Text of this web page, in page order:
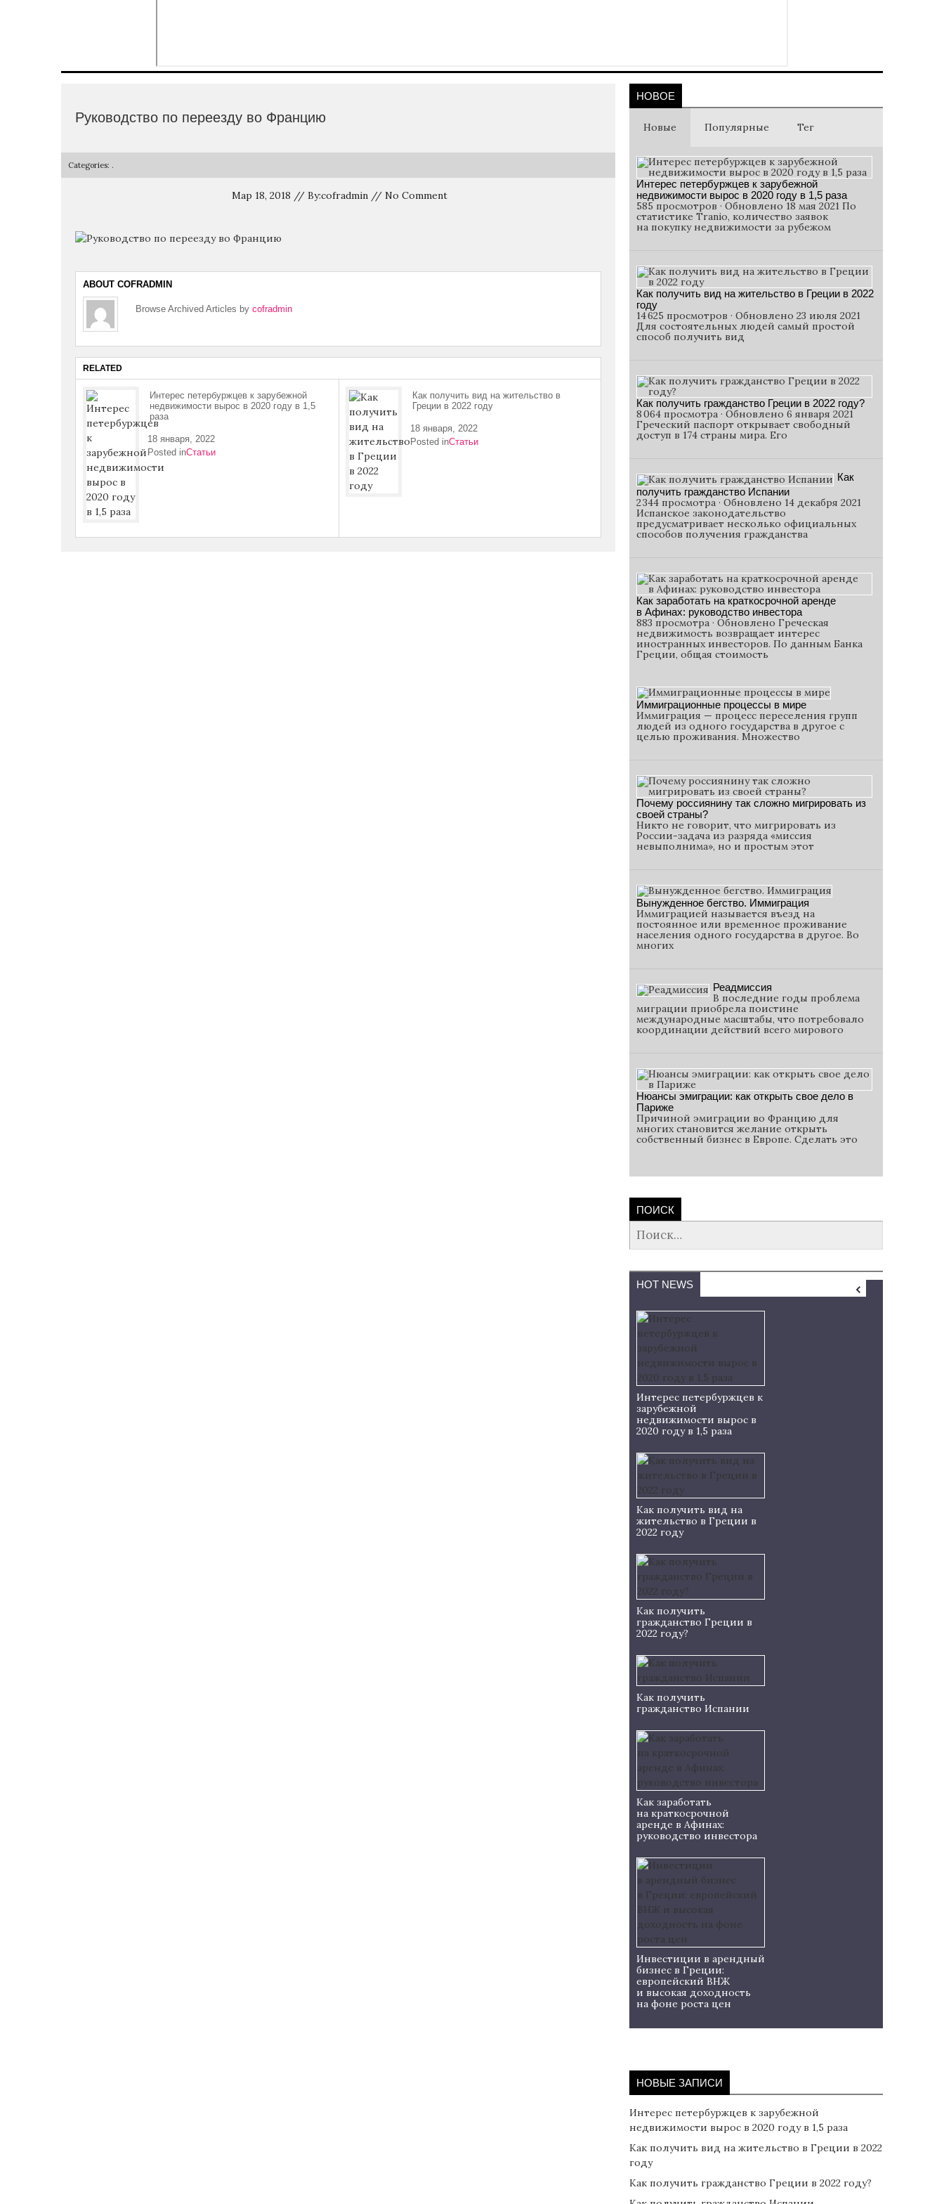
Руководство по переезду во Францию
Categories: .
Мар 18, 2018 // By:cofradmin // No Comment
ABOUT COFRADMIN
Browse Archived Articles by cofradmin
RELATED
Интерес петербуржцев к зарубежной
недвижимости вырос в 2020 году в 1,5
раза
18 января, 2022
Posted inСтатьи
Как получить вид на жительство в
Греции в 2022 году
18 января, 2022
Posted inСтатьи
НОВОЕ
Новые Популярные Тег
Интерес петербуржцев к зарубежной
недвижимости вырос в 2020 году в 1,5 раза
585 просмотров · Обновлено 18 мая 2021 По
статистике Tranio, количество заявок
на покупку недвижимости за рубежом
Как получить вид на жительство в Греции в 2022
году
14 625 просмотров · Обновлено 23 июля 2021
Для состоятельных людей самый простой
способ получить вид
Как получить гражданство Греции в 2022 году?
8 064 просмотра · Обновлено 6 января 2021
Греческий паспорт открывает свободный
доступ в 174 страны мира. Его
Как
получить гражданство Испании
2 344 просмотра · Обновлено 14 декабря 2021
Испанское законодательство
предусматривает несколько официальных
способов получения гражданства
Как заработать на краткосрочной аренде
в Афинах: руководство инвестора
883 просмотра · Обновлено Греческая
недвижимость возвращает интерес
иностранных инвесторов. По данным Банка
Греции, общая стоимость
Иммиграционные процессы в мире
Иммиграция — процесс переселения групп
людей из одного государства в другое с
целью проживания. Множество
Почему россиянину так сложно мигрировать из
своей страны?
Никто не говорит, что мигрировать из
России-задача из разряда «миссия
невыполнима», но и простым этот
Вынужденное бегство. Иммиграция
Иммиграцией называется въезд на
постоянное или временное проживание
населения одного государства в другое. Во
многих
Реадмиссия
В последние годы проблема
миграции приобрела поистине
международные масштабы, что потребовало
координации действий всего мирового
Нюансы эмиграции: как открыть свое дело в
Париже
Причиной эмиграции во Францию для
многих становится желание открыть
собственный бизнес в Европе. Сделать это
ПОИСК
HOT NEWS
Интерес петербуржцев к
зарубежной
недвижимости вырос в
2020 году в 1,5 раза
Как получить вид на
жительство в Греции в
2022 году
Как получить
гражданство Греции в
2022 году?
Как получить
гражданство Испании
Как заработать
на краткосрочной
аренде в Афинах:
руководство инвестора
Инвестиции в арендный
бизнес в Греции:
европейский ВНЖ
и высокая доходность
на фоне роста цен
НОВЫЕ ЗАПИСИ
Интерес петербуржцев к зарубежной
недвижимости вырос в 2020 году в 1,5 раза
Как получить вид на жительство в Греции в 2022
году
Как получить гражданство Греции в 2022 году?